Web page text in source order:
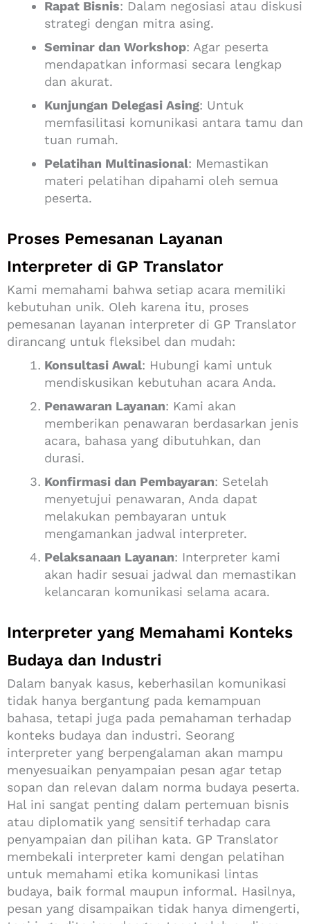
Rapat Bisnis: Dalam negosiasi atau diskusi
strategi dengan mitra asing.
Seminar dan Workshop: Agar peserta
mendapatkan informasi secara lengkap
dan akurat.
Kunjungan Delegasi Asing: Untuk
memfasilitasi komunikasi antara tamu dan
tuan rumah.
Pelatihan Multinasional: Memastikan
materi pelatihan dipahami oleh semua
peserta.
Proses Pemesanan Layanan
Interpreter di GP Translator
Kami memahami bahwa setiap acara memiliki
kebutuhan unik. Oleh karena itu, proses
pemesanan layanan interpreter di GP Translator
dirancang untuk fleksibel dan mudah:
Konsultasi Awal: Hubungi kami untuk
mendiskusikan kebutuhan acara Anda.
Penawaran Layanan: Kami akan
memberikan penawaran berdasarkan jenis
acara, bahasa yang dibutuhkan, dan
durasi.
Konfirmasi dan Pembayaran: Setelah
menyetujui penawaran, Anda dapat
melakukan pembayaran untuk
mengamankan jadwal interpreter.
Pelaksanaan Layanan: Interpreter kami
akan hadir sesuai jadwal dan memastikan
kelancaran komunikasi selama acara.
Interpreter yang Memahami Konteks
Budaya dan Industri
Dalam banyak kasus, keberhasilan komunikasi
tidak hanya bergantung pada kemampuan
bahasa, tetapi juga pada pemahaman terhadap
konteks budaya dan industri. Seorang
interpreter yang berpengalaman akan mampu
menyesuaikan penyampaian pesan agar tetap
sopan dan relevan dalam norma budaya peserta.
Hal ini sangat penting dalam pertemuan bisnis
atau diplomatik yang sensitif terhadap cara
penyampaian dan pilihan kata. GP Translator
membekali interpreter kami dengan pelatihan
untuk memahami etika komunikasi lintas
budaya, baik formal maupun informal. Hasilnya,
pesan yang disampaikan tidak hanya dimengerti,